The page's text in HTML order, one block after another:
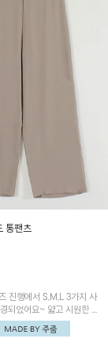
통팬츠
진행에서 S,M,L 3가지 사
되었어요~ 얇고 시원한 원
드팬츠! 베이직한 디자인으
은 아이템이에요~